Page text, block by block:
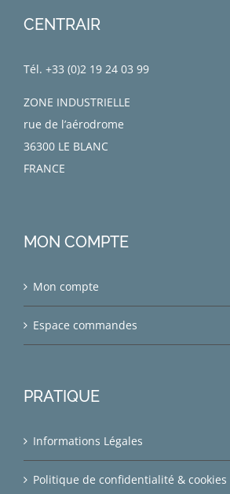
CENTRAIR
Tél. +33 (0)2 19 24 03 99
ZONE INDUSTRIELLE
rue de l’aérodrome
36300 LE BLANC
FRANCE
MON COMPTE
Mon compte
Espace commandes
PRATIQUE
Informations Légales
Politique de confidentialité & cookies